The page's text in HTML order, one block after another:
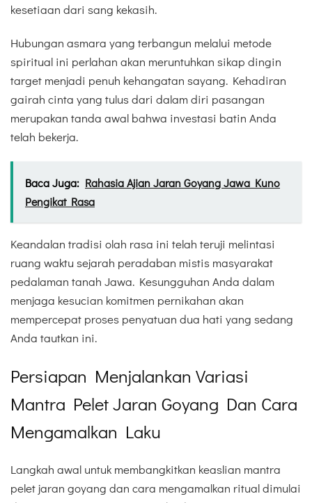
kesetiaan dari sang kekasih.
Hubungan asmara yang terbangun melalui metode
spiritual ini perlahan akan meruntuhkan sikap dingin
target menjadi penuh kehangatan sayang. Kehadiran
gairah cinta yang tulus dari dalam diri pasangan
merupakan tanda awal bahwa investasi batin Anda
telah bekerja.
Baca Juga: Rahasia Ajian Jaran Goyang Jawa Kuno
Pengikat Rasa
Keandalan tradisi olah rasa ini telah teruji melintasi
ruang waktu sejarah peradaban mistis masyarakat
pedalaman tanah Jawa. Kesungguhan Anda dalam
menjaga kesucian komitmen pernikahan akan
mempercepat proses penyatuan dua hati yang sedang
Anda tautkan ini.
Persiapan Menjalankan Variasi
Mantra Pelet Jaran Goyang Dan Cara
Mengamalkan Laku
Langkah awal untuk membangkitkan keaslian mantra
pelet jaran goyang dan cara mengamalkan ritual dimulai